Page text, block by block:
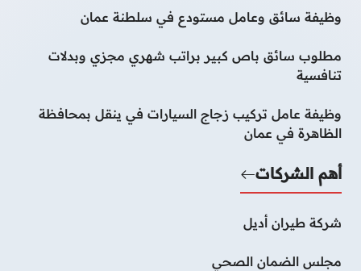
وظيفة سائق وعامل مستودع في سلطنة عمان
مطلوب سائق باص كبير براتب شهري مجزي وبدلات
تنافسية
وظيفة عامل تركيب زجاج السيارات في ينقل بمحافظة
الظاهرة في عمان
أهم الشركات
شركة طيران أديل
مجلس الضمان الصحي